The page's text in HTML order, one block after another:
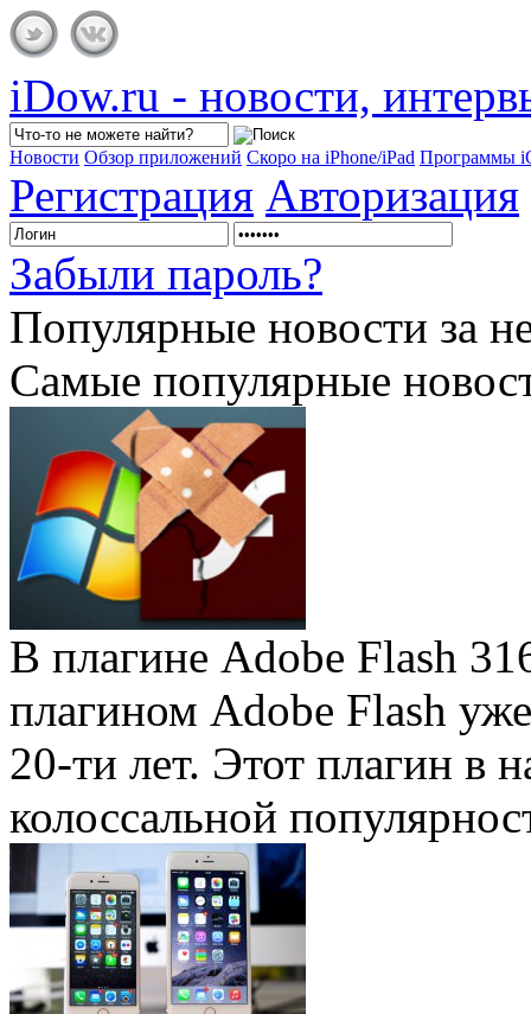
iDow.ru - новости,
Новости Обзор приложений Скоро на iPhone/iPad Программы
Регистрация Авторизация
Забыли пароль?
Популярные новости за
Самые популярные
В плагине Adobe Flash
плагином Adobe Flash
20-ти лет. Этот плагин в
колоссальной